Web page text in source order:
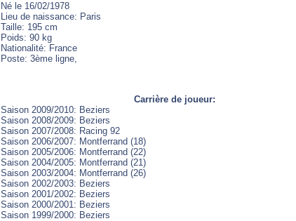
Né le 16/02/1978
Lieu de naissance: Paris
Taille: 195 cm
Poids: 90 kg
Nationalité: France
Poste: 3ème ligne,
Carrière de joueur:
Saison 2009/2010: Beziers
Saison 2008/2009: Beziers
Saison 2007/2008: Racing 92
Saison 2006/2007: Montferrand (18)
Saison 2005/2006: Montferrand (22)
Saison 2004/2005: Montferrand (21)
Saison 2003/2004: Montferrand (26)
Saison 2002/2003: Beziers
Saison 2001/2002: Beziers
Saison 2000/2001: Beziers
Saison 1999/2000: Beziers